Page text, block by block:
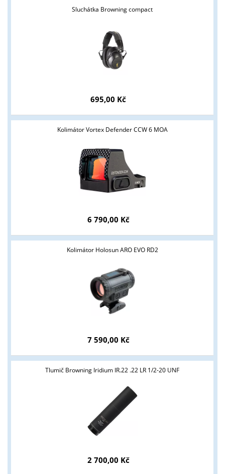
Sluchátka Browning compact
695,00 Kč
Kolimátor Vortex Defender CCW 6 MOA
6 790,00 Kč
Kolimátor Holosun ARO EVO RD2
7 590,00 Kč
Tlumič Browning Iridium IR.22 .22 LR 1/2-20 UNF
2 700,00 Kč
Tyto stránky jsou určeny pouze odborné veřejnosti od 18 let a
podnikatelům v oblasti zbraně a střelivo. Splňujete tyto
ANO NE